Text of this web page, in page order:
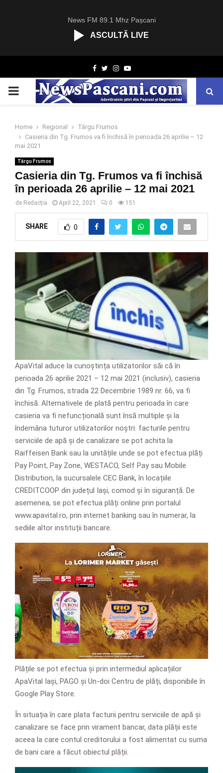
News FM 89.1 Mhz Pașcani
ASCULTĂ LIVE
Facebook
TwitterInstagram
Youtube
PRIMARY
Home Regional
Târgu Frumos
Casieria din Tg. Frumos va fi închisă în perioada 26 aprilie – 12
mai 2021
Târgu Frumos
Casieria din Tg. Frumos va fi închisă
în perioada 26 aprilie – 12 mai 2021
de Redacția April 22, 2021 0 151
SHARE 0
ApaVital aduce la cunoștința utilizatorilor săi că în
perioada 26 aprilie 2021 – 12 mai 2021 (inclusiv), casieria
din Tg. Frumos, strada 22 Decembrie 1989 nr. 66, va fi
închisă. Alternativele de plată pentru perioada în care
casieria va fi nefuncțională sunt însă multiple și la
îndemâna tuturor utilizatorilor noștri: facturile pentru
serviciile de apă și de canalizare se pot achita la
Raiffeisen Bank sau la unitățile unde se pot efectua plăți
Pay Point, Pay Zone, WESTACO, Self Pay sau Mobile
Distribution, la sucursalele CEC Bank, în locațiile
CREDITCOOP din județul Iași, comod și în siguranță. De
asemenea, se pot efectua plăți online prin portalul
www.apavital.ro, prin internet banking sau în numerar, la
sediile altor instituții bancare.
Plățile se pot efectua și prin intermediul aplicațiilor
ApaVital Iași, PAGO și Un-doi Centru de plăți, disponibile în
Google Play Store.
În situația în care plata facturii pentru serviciile de apă și
canalizare se face prin virament bancar, data plății este
aceea la care contul creditorului a fost alimentat cu suma
de bani care a făcut obiectul plății.